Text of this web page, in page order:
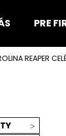
PRE
REAPER